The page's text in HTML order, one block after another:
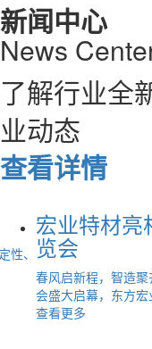
新闻中心
News
了解行业全
业动态
查看详情
、
宏业特材亮
览会
春风启新程，智造
会盛大启幕，东方
查看更多